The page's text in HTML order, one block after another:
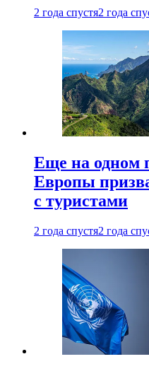
2 года спустя2 года
Еще на одном
Европы
с туристами
2 года спустя2 года